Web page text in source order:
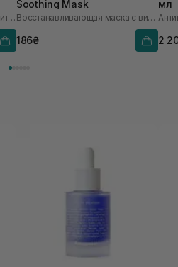
Патчи для кожи вокруг глаз с витамином U и пептидами
Soothing Mask
Восстанавливающая маска с витамином U
186₴
мл
2